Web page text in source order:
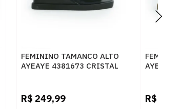
FEMININO TAMANCO ALTO
AYEAYE 4381673 CRISTAL
R$ 249,99
AYEAYE
R$